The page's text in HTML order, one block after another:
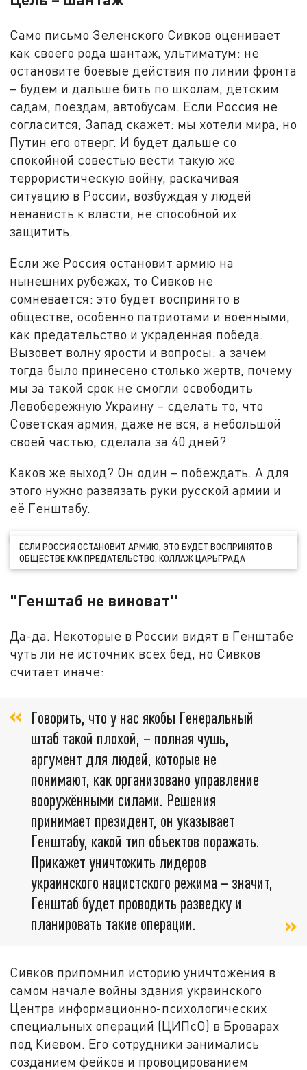
Само письмо Зеленского Сивков оценивает
как своего рода шантаж, ультиматум: не
остановите боевые действия по линии фронта
– будем и дальше бить по школам, детским
садам, поездам, автобусам. Если Россия не
согласится, Запад скажет: мы хотели мира, но
Путин его отверг. И будет дальше со
спокойной совестью вести такую же
террористическую войну, раскачивая
ситуацию в России, возбуждая у людей
ненависть к власти, не способной их
защитить.
Если же Россия остановит армию на
нынешних рубежах, то Сивков не
сомневается: это будет воспринято в
обществе, особенно патриотами и военными,
как предательство и украденная победа.
Вызовет волну ярости и вопросы: а зачем
тогда было принесено столько жертв, почему
мы за такой срок не смогли освободить
Левобережную Украину – сделать то, что
Советская армия, даже не вся, а небольшой
своей частью, сделала за 40 дней?
Каков же выход? Он один – побеждать. А для
этого нужно развязать руки русской армии и
её Генштабу.
ЕСЛИ РОССИЯ ОСТАНОВИТ АРМИЮ, ЭТО БУДЕТ ВОСПРИНЯТО В
ОБЩЕСТВЕ КАК ПРЕДАТЕЛЬСТВО. КОЛЛАЖ ЦАРЬГРАДА
"Генштаб не виноват"
Да-да. Некоторые в России видят в Генштабе
чуть ли не источник всех бед, но Сивков
считает иначе:
Говорить, что у нас якобы Генеральный
штаб такой плохой, – полная чушь,
аргумент для людей, которые не
понимают, как организовано управление
вооружёнными силами. Решения
принимает президент, он указывает
Генштабу, какой тип объектов поражать.
Прикажет уничтожить лидеров
украинского нацистского режима – значит,
Генштаб будет проводить разведку и
планировать такие операции.
Сивков припомнил историю уничтожения в
самом начале войны здания украинского
Центра информационно-психологических
специальных операций (ЦИПсО) в Броварах
под Киевом. Его сотрудники занимались
созданием фейков и провоцированием